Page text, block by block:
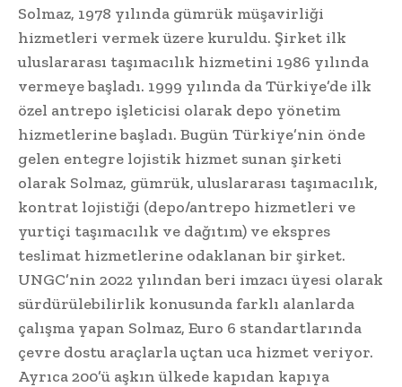
Solmaz, 1978 yılında gümrük müşavirliği
hizmetleri vermek üzere kuruldu. Şirket ilk
uluslararası taşımacılık hizmetini 1986 yılında
vermeye başladı. 1999 yılında da Türkiye’de ilk
özel antrepo işleticisi olarak depo yönetim
hizmetlerine başladı. Bugün Türkiye’nin önde
gelen entegre lojistik hizmet sunan şirketi
olarak Solmaz, gümrük, uluslararası taşımacılık,
kontrat lojistiği (depo/antrepo hizmetleri ve
yurtiçi taşımacılık ve dağıtım) ve ekspres
teslimat hizmetlerine odaklanan bir şirket.
UNGC’nin 2022 yılından beri imzacı üyesi olarak
sürdürülebilirlik konusunda farklı alanlarda
çalışma yapan Solmaz, Euro 6 standartlarında
çevre dostu araçlarla uçtan uca hizmet veriyor.
Ayrıca 200’ü aşkın ülkede kapıdan kapıya